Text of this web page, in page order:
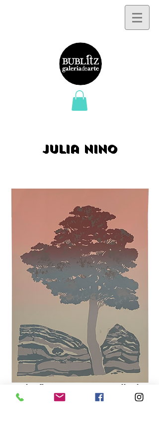
Julia Nino
Julia Nino
Serigrafia
70 X 50cm